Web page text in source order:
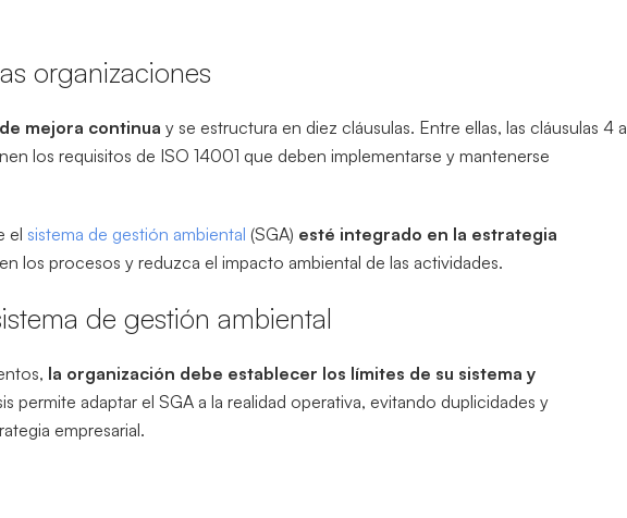
organizaciones
mejora continua y se estructura en diez cláusulas. Entre ellas, las cláusulas 4 a
los requisitos de ISO 14001 que deben implementarse y mantenerse
el sistema de gestión ambiental (SGA) esté integrado en la estrategia
los procesos y reduzca el impacto ambiental de las actividades.
de gestión ambiental
la organización debe establecer los límites de su sistema y
permite adaptar el SGA a la realidad operativa, evitando duplicidades y
empresarial.